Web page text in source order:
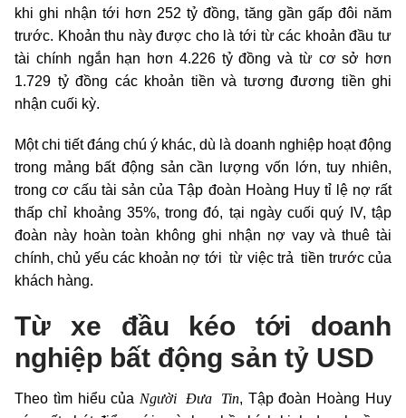
khi ghi nhận tới hơn 252 tỷ đồng, tăng gần gấp đôi năm
trước. Khoản thu này được cho là tới từ các khoản đầu tư
tài chính ngắn hạn hơn 4.226 tỷ đồng và từ cơ sở hơn
1.729 tỷ đồng các khoản tiền và tương đương tiền ghi
nhận cuối kỳ.
Một chi tiết đáng chú ý khác, dù là doanh nghiệp hoạt động
trong mảng bất động sản cần lượng vốn lớn, tuy nhiên,
trong cơ cấu tài sản của Tập đoàn Hoàng Huy tỉ lệ nợ rất
thấp chỉ khoảng 35%, trong đó, tại ngày cuối quý IV, tập
đoàn này hoàn toàn không ghi nhận nợ vay và thuê tài
chính, chủ yếu các khoản nợ tới từ việc trả tiền trước của
khách hàng.
Từ xe đầu kéo tới doanh
nghiệp bất động sản tỷ USD
Theo tìm hiểu của Người Đưa Tin, Tập đoàn Hoàng Huy